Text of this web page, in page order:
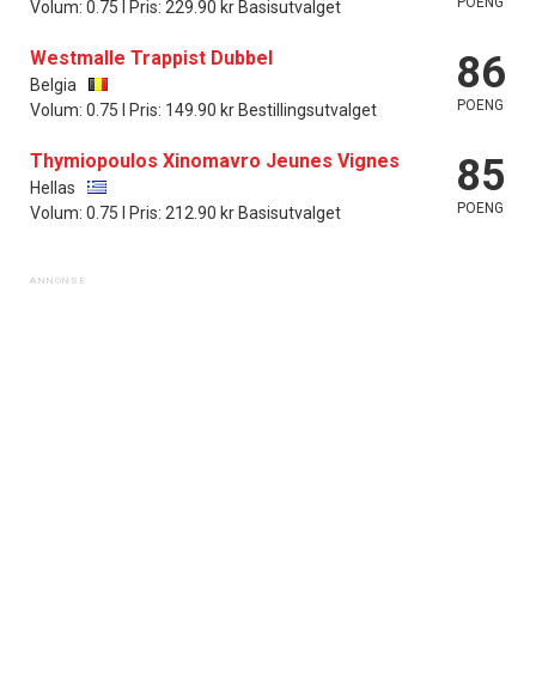
Volum: 0.75 l Pris: 229.90 kr Basisutvalget
Westmalle Trappist Dubbel
Belgia
Volum: 0.75 l Pris: 149.90 kr Bestillingsutvalget
86
POENG
Thymiopoulos Xinomavro Jeunes Vignes
Hellas
Volum: 0.75 l Pris: 212.90 kr Basisutvalget
85
POENG